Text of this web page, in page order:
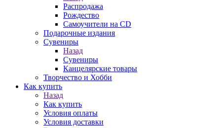
Распродажа
Рождество
Самоучители на CD
Подарочные издания
Сувениры
Назад
Сувениры
Канцелярские товары
Творчество и Хобби
Как купить
Назад
Как купить
Условия оплаты
Условия доставки